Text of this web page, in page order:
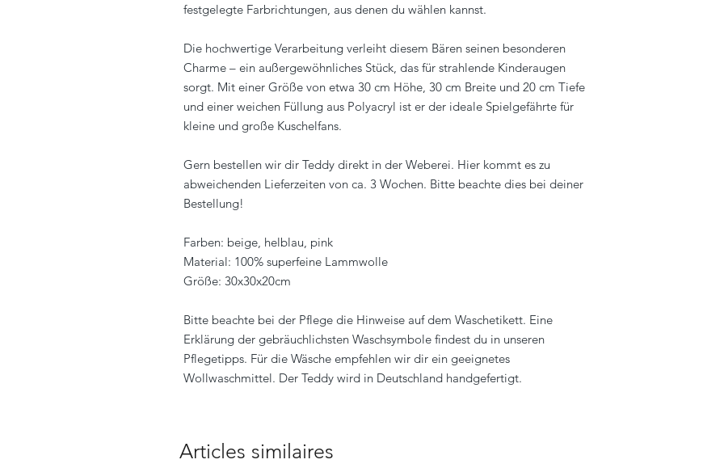
festgelegte Farbrichtungen, aus denen du wählen kannst.
Die hochwertige Verarbeitung verleiht diesem Bären seinen besonderen
Charme – ein außergewöhnliches Stück, das für strahlende Kinderaugen
sorgt. Mit einer Größe von etwa 30 cm Höhe, 30 cm Breite und 20 cm Tiefe
und einer weichen Füllung aus Polyacryl ist er der ideale Spielgefährte für
kleine und große Kuschelfans.
Gern bestellen wir dir Teddy direkt in der Weberei. Hier kommt es zu
abweichenden Lieferzeiten von ca. 3 Wochen. Bitte beachte dies bei deiner
Bestellung!
Farben: beige, helblau, pink
Material: 100% superfeine Lammwolle
Größe: 30x30x20cm
Bitte beachte bei der Pflege die Hinweise auf dem Waschetikett. Eine
Erklärung der gebräuchlichsten Waschsymbole findest du in unseren
Pflegetipps. Für die Wäsche empfehlen wir dir ein geeignetes
Wollwaschmittel. Der Teddy wird in Deutschland handgefertigt.
Articles similaires